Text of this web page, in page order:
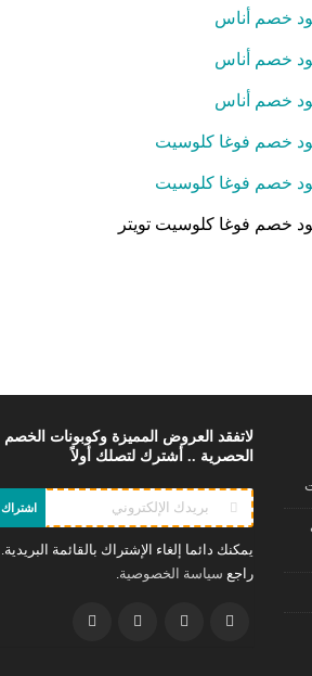
خصم أناس
خصم أناس
خصم أناس
خصم فوغا كلوسيت
خصم فوغا كلوسيت
خصم فوغا كلوسيت تويتر
لاتفقد العروض المميزة وكوبونات الخصم
الحصرية .. أشترك لتصلك أولاً
اشتراك
يمكنك دائما إلغاء الإشتراك بالقائمة البريدية.
راجع سياسة الخصوصية.